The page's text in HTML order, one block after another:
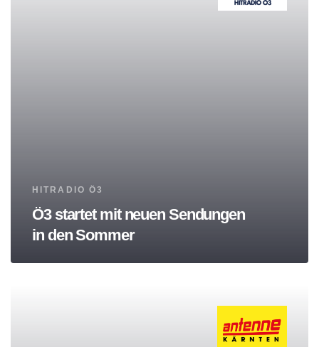
Tags
HITRADIO Ö3
Ö3 startet mit neuen Sendungen
in den Sommer